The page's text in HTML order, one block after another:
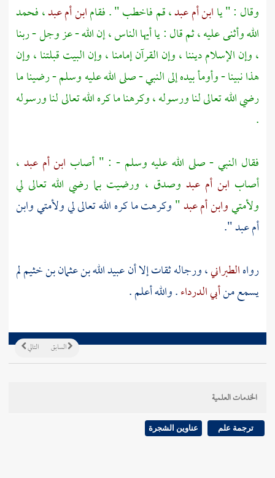
وقال : " ياابن أم عبد، قم فاخطب " . فقامابن أم عبد، فحمد
الله وأثنى عليه ، ثم قال : يا أيها الناس ، إن الله - عز وجل - ربنا
، وإن الإسلام ديننا ، وإن القرآن إمامنا ، وإن البيت قبلتنا ، وإن
هذا نبينا - وأومأ بيده إلى النبي - صلى الله عليه وسلم - رضينا ما
رضي الله تعالى لنا ورسوله ، وكرهنا ما كره الله تعالى لنا ورسوله
.
فقال النبي - صلى الله عليه وسلم - : " أصاب ابن أم عبد ،
أصاب ابن أم عبد وصدق ، ورضيت بما رضي الله تعالى لي
ولأمتيوابن أم عبد"وكرهت ما كره الله تعالى لي ولأمتي وابن
أم عبد ".
رواهالطبراني، ورجاله ثقات إلا أنعبيد الله بن عثمان بن خثيملم
يسمع منأبي الدرداء. والله أعلم .
التالي السابق
الخدمات العلمية
ترجمة علم عناوين الشجرة